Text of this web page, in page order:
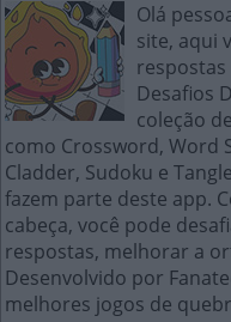
Olá
site, aqui
respostas
Desafios
coleção
como Crossword, Word
Cladder, Sudoku e
fazem parte deste app.
cabeça, você pode
respostas, melhorar a
Desenvolvido por
melhores jogos de